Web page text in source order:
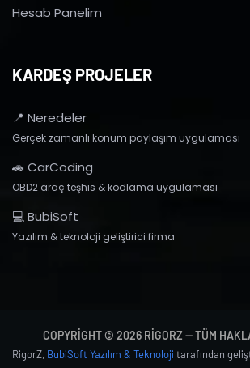
Hesab Panelim
KARDEŞ PROJELER
📍 Neredeler
Gerçek zamanlı konum paylaşım uygulaması
🚗 CarCoding
OBD2 araç teşhis & kodlama uygulaması
💻 BubiSoft
Yazılım & teknoloji geliştirici firma
COPYRIGHT © 2026 RIGORZ — TÜM
RigorZ, BubiSoft Yazılım & Teknoloji tarafından